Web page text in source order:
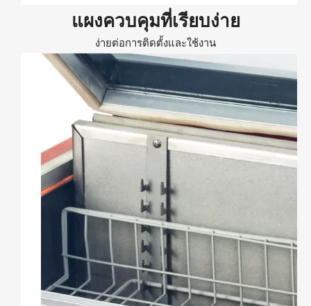
แผงควบคุมที่เรียบง่าย
ง่ายต่อการติดตั้งและใช้งาน